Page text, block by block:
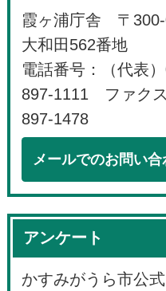
霞ヶ浦庁舎 〒
大和田562番地
電話番号：（代表
897-1111 ファク
897-1478
メールでのお問い合
アンケート
かすみがうら市公